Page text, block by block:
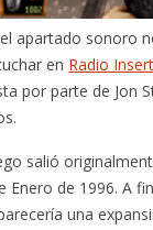
apartado sonoro
en Radio
por parte de Jon
salió
Enero de 1996. A
una